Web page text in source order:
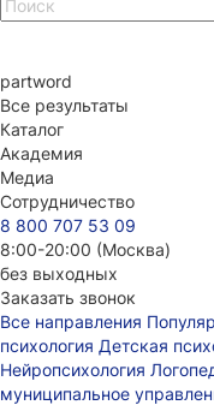
partword
Все результаты
Каталог
Академия
Медиа
Сотрудничество
8 800 707 53 09
8:00-20:00 (Москва)
без выходных
Заказать звонок
Все направления
психология Детская
Нейропсихология
муниципальное